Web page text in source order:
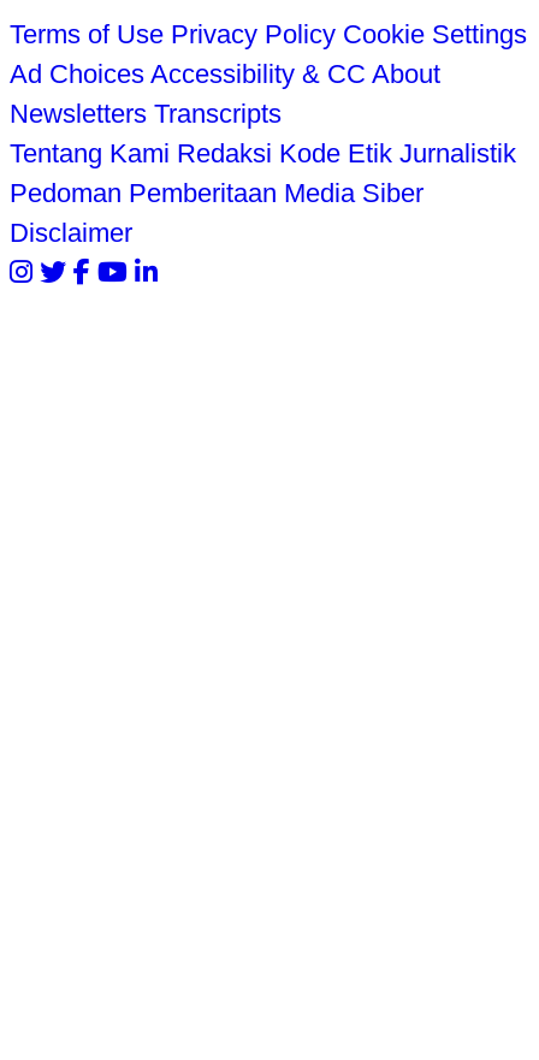
Terms of Use Privacy Policy Cookie Settings
Ad Choices Accessibility & CC About
Newsletters Transcripts
Tentang Kami Redaksi Kode Etik Jurnalistik
Pedoman Pemberitaan Media Siber
Disclaimer